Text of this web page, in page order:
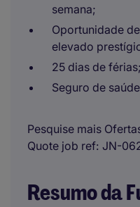
semana;
Oportunidade
elevado
25 dias de férias;
Seguro de
Pesquise mais
Quote job ref JN-
Resumo da